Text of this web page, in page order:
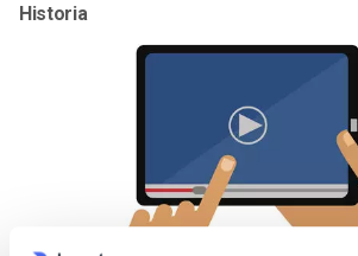
Historia